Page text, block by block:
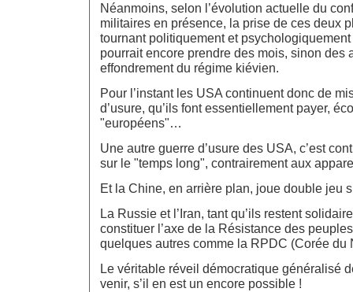
Néanmoins, selon l’évolution actuelle du
militaires en présence, la prise de ces deux
tournant politiquement et
pourrait encore prendre des mois, sinon des
effondrement du régime kiévien.
Pour l’instant les USA continuent donc de
d’usure, qu’ils font essentiellement payer,
"européens"…
Une autre guerre d’usure des USA, c’est
sur le "temps long", contrairement aux
Et la Chine, en arrière plan, joue double jeu
La Russie et l’Iran, tant qu’ils restent
constituer l’axe de la Résistance des
quelques autres comme la RPDC (Corée du
Le véritable réveil démocratique généralisé
venir, s’il en est un encore possible !